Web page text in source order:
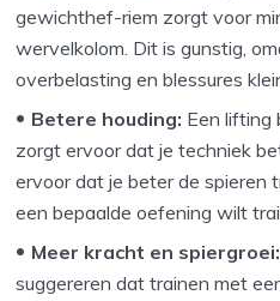
gewichthef-riem zorgt voor
wervelkolom. Dit is gunstig,
overbelasting en blessures
Betere houding: Een lifting
zorgt ervoor dat je techniek
ervoor dat je beter de spieren
een bepaalde oefening wilt
Meer kracht en
suggereren dat trainen met